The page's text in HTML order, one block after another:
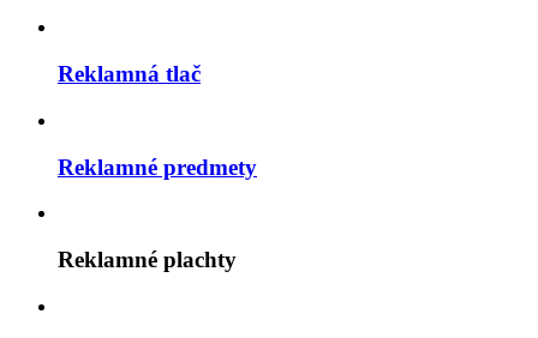
Reklamná tlač
Reklamné predmety
Reklamné plachty